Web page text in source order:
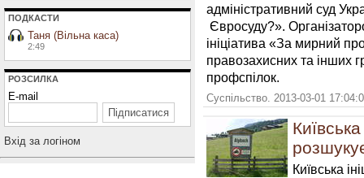
ПОДКАСТИ
Таня (Вільна каса)
2:49
РОЗСИЛКА
E-mail
Вхiд за логiном
адміністративний суд
Євросуду?».
ініціатива «За мирний
правозахисних та інших
профспілок.
Суспільство. 2013-03-01
Київська